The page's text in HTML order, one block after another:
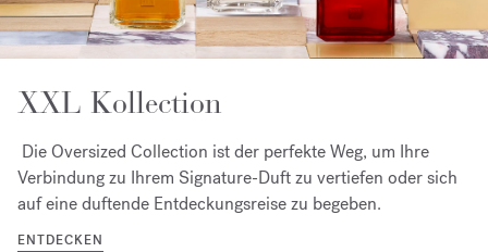
XXL Kollection
Die Oversized Collection ist der perfekte Weg, um Ihre
Verbindung zu Ihrem Signature-Duft zu vertiefen oder sich
auf eine duftende Entdeckungsreise zu begeben.
ENTDECKEN